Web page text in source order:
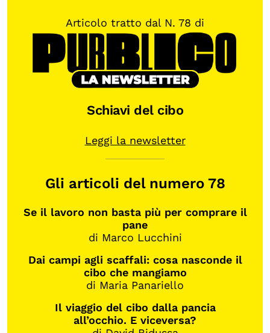
Articolo tratto dal N. 78 di
Schiavi del cibo
Leggi la newsletter
Gli articoli del numero 78
Se il lavoro non basta più per comprare il
pane
di Marco Lucchini
Dai campi agli scaffali: cosa nasconde il
cibo che mangiamo
di Maria Panariello
Il viaggio del cibo dalla pancia
all’occhio. E viceversa?